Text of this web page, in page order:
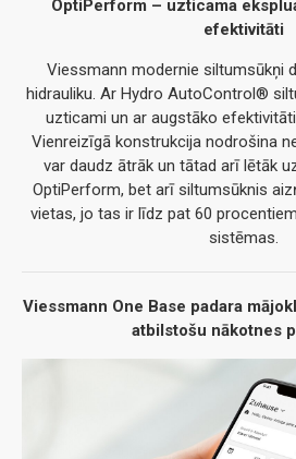
OptiPerform – uzticama
efektivitāti
Viessmann modernie siltumsūkņi
hidrauliku. Ar Hydro AutoControl®
uzticami un ar augstāko
Vienreizīgā konstrukcija nodrošina
var daudz ātrāk un tātad arī lētāk
OptiPerform, bet arī siltumsūknis
vietas, jo tas ir līdz pat 60
sistēmas.
Viessmann One Base padara
atbilstošu nākotnes